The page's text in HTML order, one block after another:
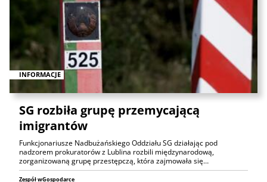
INFORMACJE
SG rozbiła grupę przemycającą
imigrantów
Funkcjonariusze Nadbużańskiego Oddziału SG działając pod
nadzorem prokuratorów z Lublina rozbili międzynarodową,
zorganizowaną grupę przestępczą, która zajmowała się…
Zespół wGospodarce